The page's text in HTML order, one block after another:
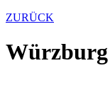
ZURÜCK